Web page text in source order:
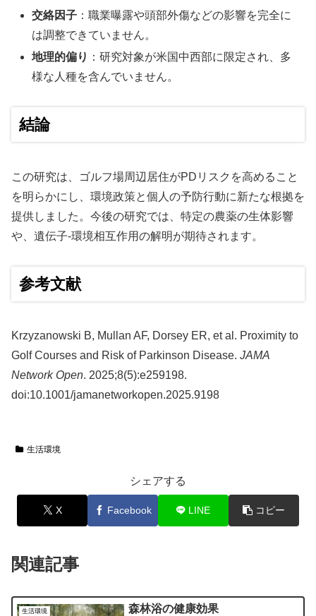
交絡因子 ：職業曝露や頭部外傷などの影響を完全に
は調整できていません。
地理的偏り ：研究対象が米国中西部に限定され、多
様な人種を含んでいません。
結論
この研究は、ゴルフ場周辺居住がPDリスクを高めること
を明らかにし、環境政策と個人の予防行動に新たな根拠を
提供しました。今後の研究では、特定の農薬の生体影響
や、遺伝子-環境相互作用の解明が期待されます。
参考文献
Krzyzanowski B, Mullan AF, Dorsey ER, et al. Proximity to
Golf Courses and Risk of Parkinson Disease. JAMA
Network Open. 2025;8(5):e259198.
doi:10.1001/jamanetworkopen.2025.9198
生活環境
シェアする
X Facebook LINE コピー
関連記事
生活環境 森林浴の健康効果